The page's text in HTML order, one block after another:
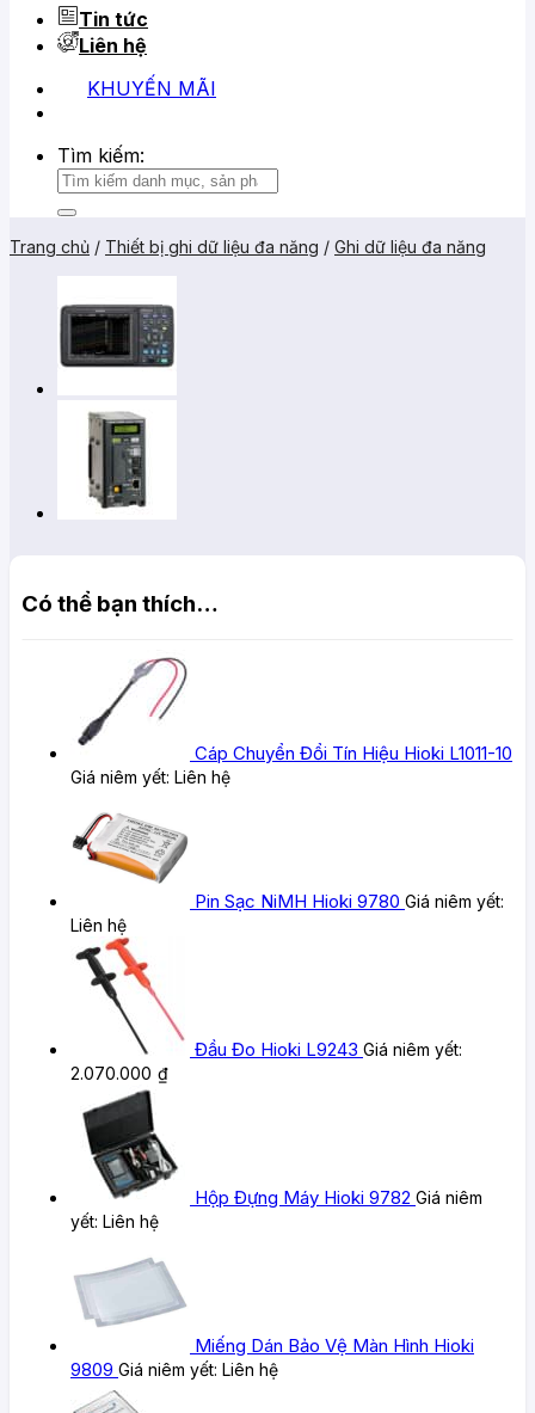
Tin tức
Liên hệ
KHUYẾN MÃI
Tìm kiếm:
Trang chủ / Thiết bị ghi dữ liệu đa năng / Ghi dữ liệu đa năng
Có thể bạn thích…
Cáp Chuyển Đổi Tín Hiệu Hioki L1011-10
Giá niêm yết: Liên hệ
Pin Sạc NiMH Hioki 9780 Giá niêm yết:
Liên hệ
Đầu Đo Hioki L9243 Giá niêm yết:
2.070.000 ₫
Hộp Đựng Máy Hioki 9782 Giá niêm
yết: Liên hệ
Miếng Dán Bảo Vệ Màn Hình Hioki
9809 Giá niêm yết: Liên hệ